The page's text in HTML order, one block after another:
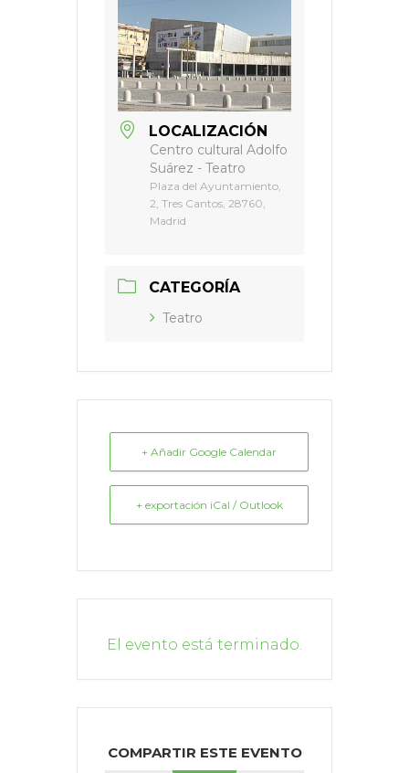
LOCALIZACIÓN
Centro cultural Adolfo
Suárez - Teatro
Plaza del Ayuntamiento,
2, Tres Cantos, 28760,
Madrid
CATEGORÍA
Teatro
+ Añadir Google Calendar
+ exportación iCal / Outlook
El evento está terminado.
COMPARTIR ESTE EVENTO